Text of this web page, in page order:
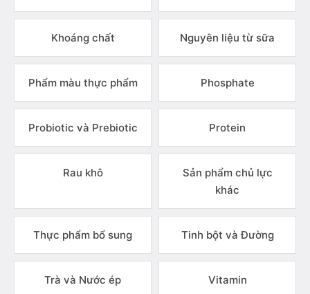
Khoáng chất Nguyên liệu từ sữa
Phẩm màu thực phẩm Phosphate
Probiotic và Prebiotic Protein
Rau khô
Sản phẩm chủ lực
khác
Thực phẩm bổ sung Tinh bột và Đường
Trà và Nước ép Vitamin